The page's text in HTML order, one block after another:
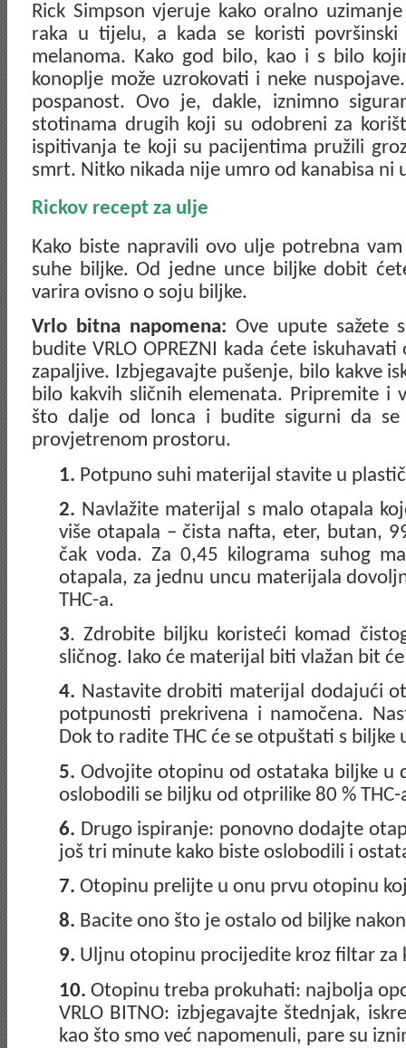
Rick Simpson vjeruje kako oralno
raka u tijelu, a kada se koristi
melanoma. Kako god bilo, kao i s bilo
konoplje može uzrokovati i neke
pospanost. Ovo je, dakle, iznimno
stotinama drugih koji su odobreni za
ispitivanja te koji su pacijentima pružili
smrt. Nitko nikada nije umro od kanabisa ni
Rickov recept za ulje
Kako biste napravili ovo ulje potrebna
suhe biljke. Od jedne unce biljke dobit
varira ovisno o soju biljke.
Vrlo bitna napomena: Ove upute sažete
budite VRLO OPREZNI kada ćete
zapaljive. Izbjegavajte pušenje, bilo kakve
bilo kakvih sličnih elemenata. Pripremite
što dalje od lonca i budite sigurni da
provjetrenom prostoru.
1. Potpuno suhi materijal stavite u
2. Navlažite materijal s malo otapala
više otapala – čista nafta, eter, butan,
čak voda. Za 0,45 kilograma suhog
otapala, za jednu uncu materijala
THC-a.
3. Zdrobite biljku koristeći komad
sličnog. Iako će materijal biti vlažan bit
4. Nastavite drobiti materijal dodajući
potpunosti prekrivena i namočena.
Dok to radite THC će se otpuštati s biljke
5. Odvojite otopinu od ostataka biljke u
oslobodili se biljku od otprilike 80 % THC-
6. Drugo ispiranje: ponovno dodajte
još tri minute kako biste oslobodili i
7. Otopinu prelijte u onu prvu otopinu
8. Bacite ono što je ostalo od biljke
9. Uljnu otopinu procijedite kroz filtar za
10. Otopinu treba prokuhati: najbolja
VRLO BITNO: izbjegavajte štednjak,
kao što smo već napomenuli, pare su